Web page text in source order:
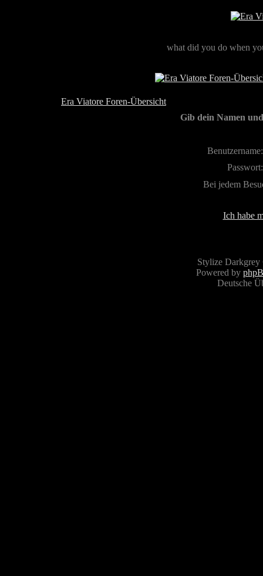
what did you do when
Era Viatore Foren-Übersicht
Gib dein Namen
Benutzername:
Passwort:
Bei jedem
Ich habe
Stylize
Powered by
Deutsche